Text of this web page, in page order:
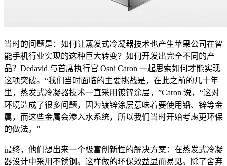
当时的问题是：如何让蒸发式冷凝器技术也产生苹果公司在智
能手机行业实现的这种巨大转变？如何开发出完全不同的产
品？Dedavid 与首席执行官 Osni Caron 一起思索如何才能实现
这项突破。“我们当时面临的主要挑战是，在此之前的几十年
里，蒸发式冷凝器技术一直采用镀锌涂层，”Caron 说，“这对
环境造成了很多问题，因为镀锌涂层意味着要使用铅、锌等金
属，而这些金属会渗入水系统，所以我们当时开始考虑更环保
的做法。”
最终，他们想出来一个极富创新性的解决方案：在蒸发式冷凝
器设计中采用不锈钢。这样做的环保效益显而易见。除了舍弃